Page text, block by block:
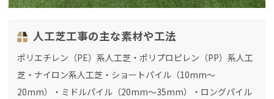
人工芝工事の主な素材や工法
ポリエチレン（PE）系人工芝・ポリプロピレン（PP）系人工
芝・ナイロン系人工芝・ショートパイル（10mm～
20mm）・ミドルパイル（20mm～35mm）・ロングパイル